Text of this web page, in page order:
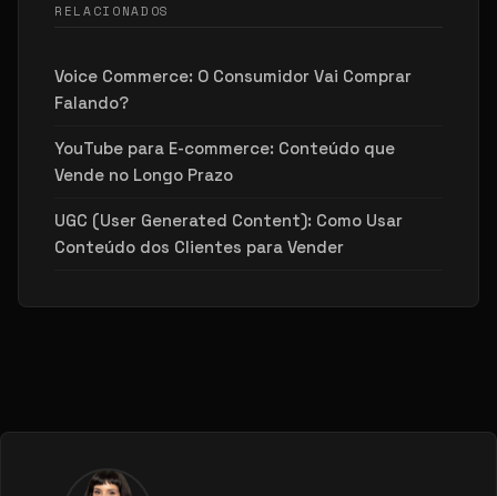
RELACIONADOS
Voice Commerce: O Consumidor Vai Comprar
Falando?
YouTube para E-commerce: Conteúdo que
Vende no Longo Prazo
UGC (User Generated Content): Como Usar
Conteúdo dos Clientes para Vender